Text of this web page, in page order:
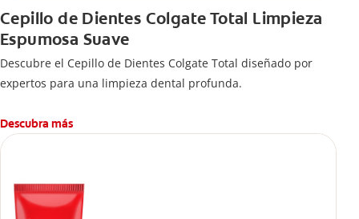
Cepillo de Dientes Colgate Total Limpieza
Espumosa Suave
Descubre el Cepillo de Dientes Colgate Total diseñado por
expertos para una limpieza dental profunda.
Descubra más